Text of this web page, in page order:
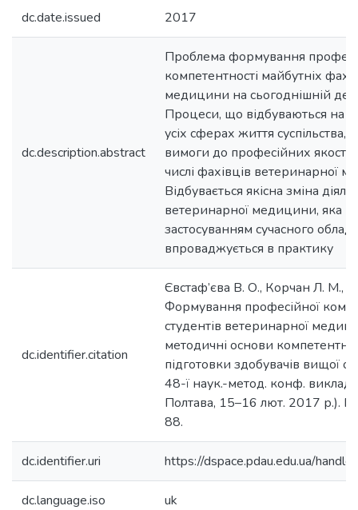
dc.date.issued 2017
dc.description.abstract
Проблема формування
компетентності майбутніх
медицини на сьогоднішній
Процеси, що відбуваються на
усіх сферах життя суспільства,
вимоги до професійних
числі фахівців ветеринарної
Відбувається якісна зміна
ветеринарної медицини, яка
застосуванням сучасного
впроваджується в практику
dc.identifier.citation
Євстаф’єва В. О., Корчан Л. М.,
Формування професійної
студентів ветеринарної
методичні основи
підготовки здобувачів вищої
48-ї наук.-метод. конф.
Полтава, 15–16 лют. 2017 р.).
88.
dc.identifier.uri https://dspace.pdau.edu.ua/
dc.language.iso uk